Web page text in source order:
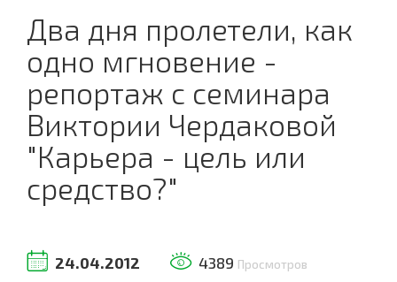
Два дня пролетели, как
одно мгновение -
репортаж с семинара
Виктории Чердаковой
"Карьера - цель или
средство?"
24.04.2012 4389 Просмотров